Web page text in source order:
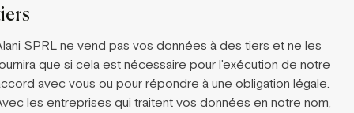
SPRL ne vend pas vos données à des tiers et ne les
que si cela est nécessaire pour l'exécution de notre
avec vous ou pour répondre à une obligation légale.
les entreprises qui traitent vos données en notre nom,